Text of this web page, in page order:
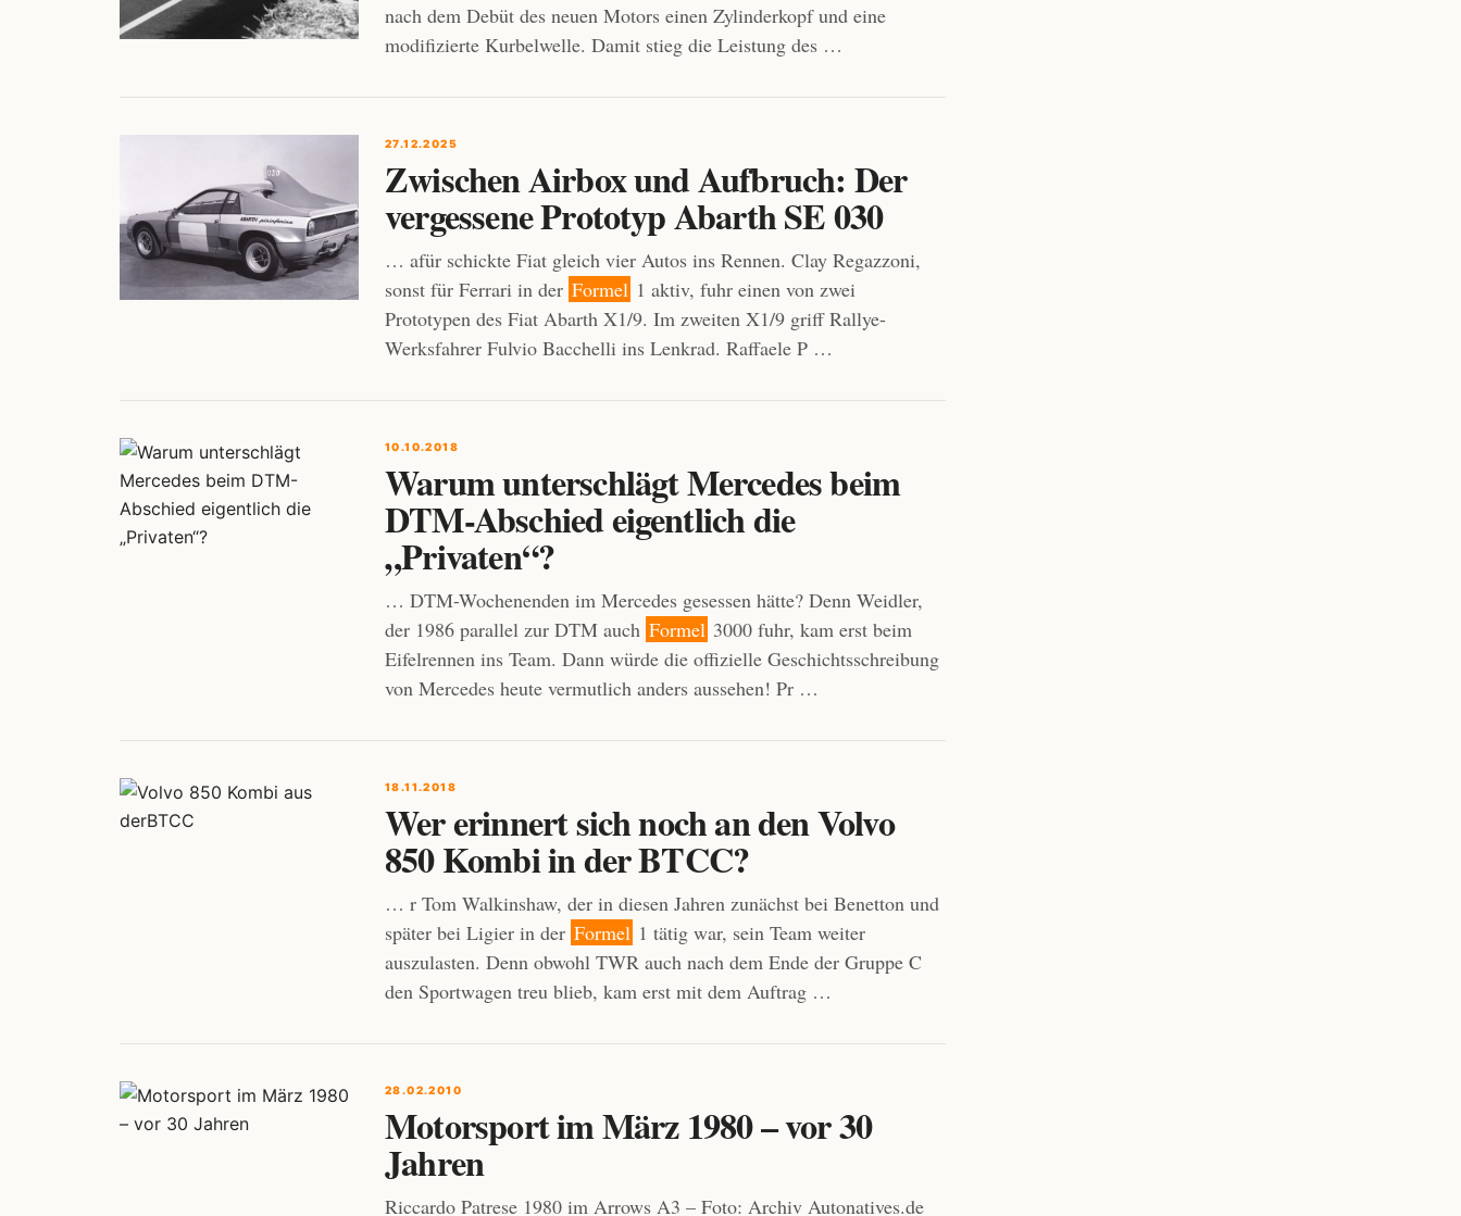
nach dem Debüt des neuen Motors einen Zylinderkopf und eine
modifizierte Kurbelwelle. Damit stieg die Leistung des …
27.12.2025
Zwischen Airbox und Aufbruch: Der
vergessene Prototyp Abarth SE 030
… afür schickte Fiat gleich vier Autos ins Rennen. Clay Regazzoni,
sonst für Ferrari in der Formel 1 aktiv, fuhr einen von zwei
Prototypen des Fiat Abarth X1/9. Im zweiten X1/9 griff Rallye-
Werksfahrer Fulvio Bacchelli ins Lenkrad. Raffaele P …
10.10.2018
Warum unterschlägt Mercedes beim
DTM-Abschied eigentlich die
„Privaten“?
… DTM-Wochenenden im Mercedes gesessen hätte? Denn Weidler,
der 1986 parallel zur DTM auch Formel 3000 fuhr, kam erst beim
Eifelrennen ins Team. Dann würde die offizielle Geschichtsschreibung
von Mercedes heute vermutlich anders aussehen! Pr …
18.11.2018
Wer erinnert sich noch an den Volvo
850 Kombi in der BTCC?
… r Tom Walkinshaw, der in diesen Jahren zunächst bei Benetton und
später bei Ligier in der Formel 1 tätig war, sein Team weiter
auszulasten. Denn obwohl TWR auch nach dem Ende der Gruppe C
den Sportwagen treu blieb, kam erst mit dem Auftrag …
28.02.2010
Motorsport im März 1980 – vor 30
Jahren
Riccardo Patrese 1980 im Arrows A3 – Foto: Archiv Autonatives.de